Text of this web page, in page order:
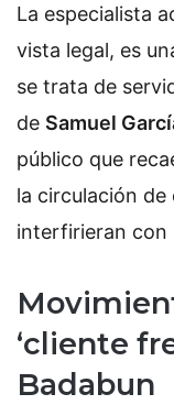
La especialista
vista legal, es
se trata de
de Samuel
público que
la circulación de
interfirieran con
‘cliente
Badabun